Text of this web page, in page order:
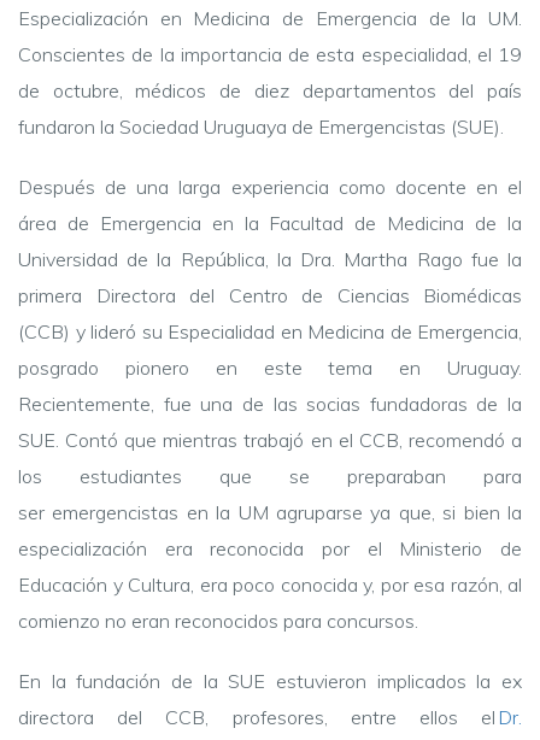
Especialización en Medicina de Emergencia de la UM.
Conscientes de la importancia de esta especialidad, el 19
de octubre, médicos de diez departamentos del país
fundaron la Sociedad Uruguaya de Emergencistas (SUE).
Después de una larga experiencia como docente en el
área de Emergencia en la Facultad de Medicina de la
Universidad de la República, la Dra. Martha Rago fue la
primera Directora del Centro de Ciencias Biomédicas
(CCB) y lideró su Especialidad en Medicina de Emergencia,
posgrado pionero en este tema en Uruguay.
Recientemente, fue una de las socias fundadoras de la
SUE. Contó que mientras trabajó en el CCB, recomendó a
los estudiantes que se preparaban para
ser emergencistas en la UM agruparse ya que, si bien la
especialización era reconocida por el Ministerio de
Educación y Cultura, era poco conocida y, por esa razón, al
comienzo no eran reconocidos para concursos.
En la fundación de la SUE estuvieron implicados la ex
directora del CCB, profesores, entre ellos el Dr.